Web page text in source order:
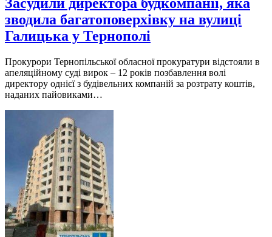
зводила багатоповерхівку на вулиці
Галицька у Тернополі
Прокурори Тернопільської обласної прокуратури відстояли в
апеляційному суді вирок – 12 років позбавлення волі
директору однієї з будівельних компаній за розтрату коштів,
наданих пайовиками…